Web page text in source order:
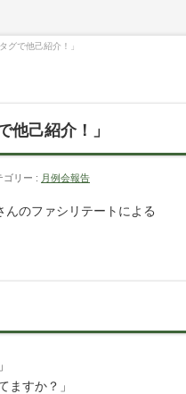
グで他己紹介！」
他己紹介！」
ゴリー : 月例会報告
のファシリテートによる
ますか？」